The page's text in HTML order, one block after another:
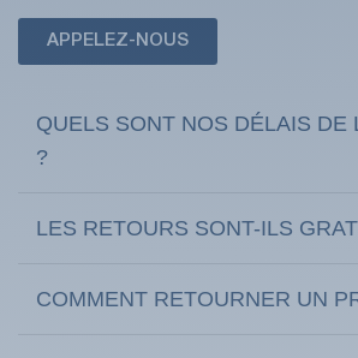
APPELEZ-NOUS
QUELS SONT NOS DÉLAIS DE
?
LES RETOURS SONT-ILS
COMMENT RETOURNER UN